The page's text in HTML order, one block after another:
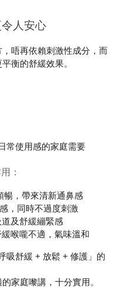
人安心
唔再依賴刺激性成分，而
衡的舒緩效果。
常使用感的家庭需要
：
暢，帶來清新通鼻感
，同時不過度刺激
及舒緩繃緊感
喉嚨不適，氣味溫和
吸舒緩 + 放鬆 + 修護」的
家庭嚟講，十分實用。